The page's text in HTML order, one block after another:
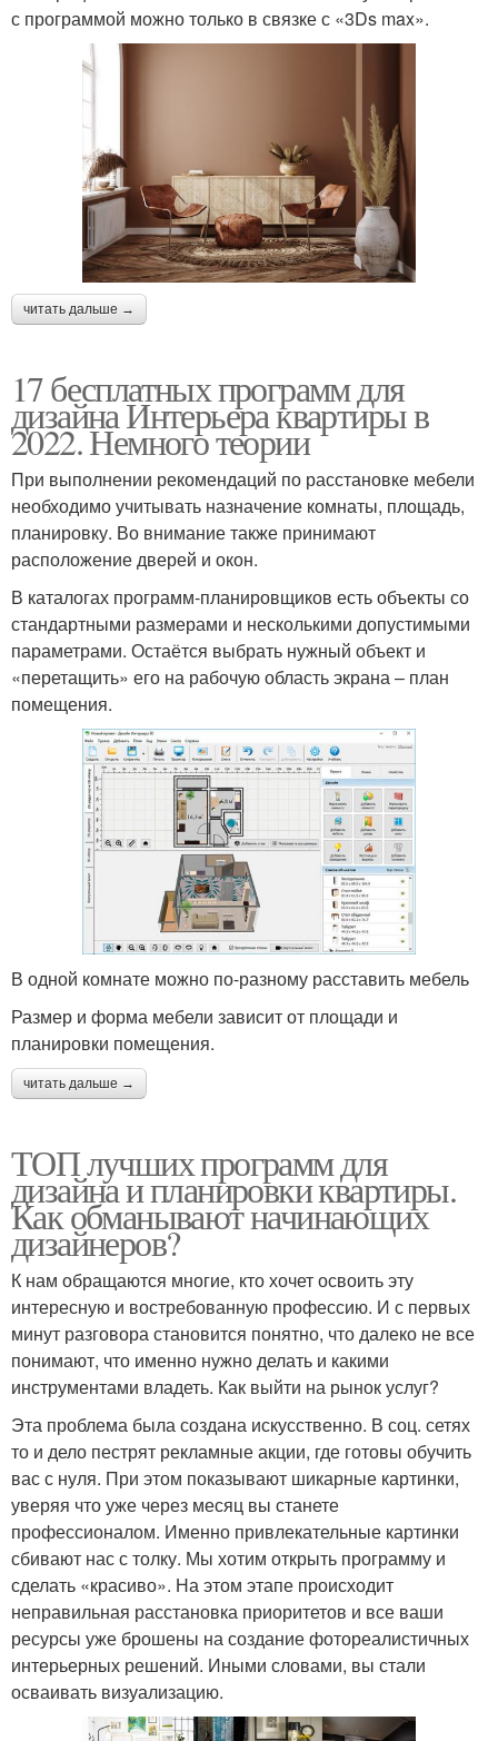
с программой можно только в связке с «3Ds max».
читать дальше →
17 бесплатных программ для
дизайна Интерьера квартиры в
2022. Немного теории
При выполнении рекомендаций по расстановке мебели
необходимо учитывать назначение комнаты, площадь,
планировку. Во внимание также принимают
расположение дверей и окон.
В каталогах программ-планировщиков есть объекты со
стандартными размерами и несколькими допустимыми
параметрами. Остаётся выбрать нужный объект и
«перетащить» его на рабочую область экрана – план
помещения.
В одной комнате можно по-разному расставить мебель
Размер и форма мебели зависит от площади и
планировки помещения.
читать дальше →
ТОП лучших программ для
дизайна и планировки квартиры.
Как обманывают начинающих
дизайнеров?
К нам обращаются многие, кто хочет освоить эту
интересную и востребованную профессию. И с первых
минут разговора становится понятно, что далеко не все
понимают, что именно нужно делать и какими
инструментами владеть. Как выйти на рынок услуг?
Эта проблема была создана искусственно. В соц. сетях
то и дело пестрят рекламные акции, где готовы обучить
вас с нуля. При этом показывают шикарные картинки,
уверяя что уже через месяц вы станете
профессионалом. Именно привлекательные картинки
сбивают нас с толку. Мы хотим открыть программу и
сделать «красиво». На этом этапе происходит
неправильная расстановка приоритетов и все ваши
ресурсы уже брошены на создание фотореалистичных
интерьерных решений. Иными словами, вы стали
осваивать визуализацию.